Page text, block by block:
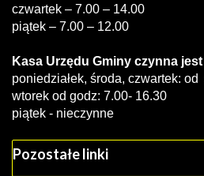
czwartek – 7.00 – 14.00
piątek – 7.00 – 12.00
Kasa Urzędu Gminy czynna
poniedziałek, środa, czwartek:
wtorek od godz: 7.00- 16.30
piątek - nieczynne
Pozostałe linki